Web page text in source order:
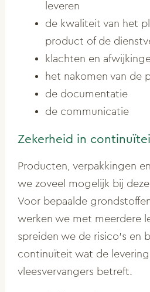
leveren
de kwaliteit van het
product of de
klachten en
het nakomen van de
de documentatie
de communicatie
Zekerheid in
Producten, verpakkingen
we zoveel mogelijk bij
Voor bepaalde
werken we met meerdere
spreiden we de risico’s en
continuïteit wat de levering
vleesvervangers betreft.